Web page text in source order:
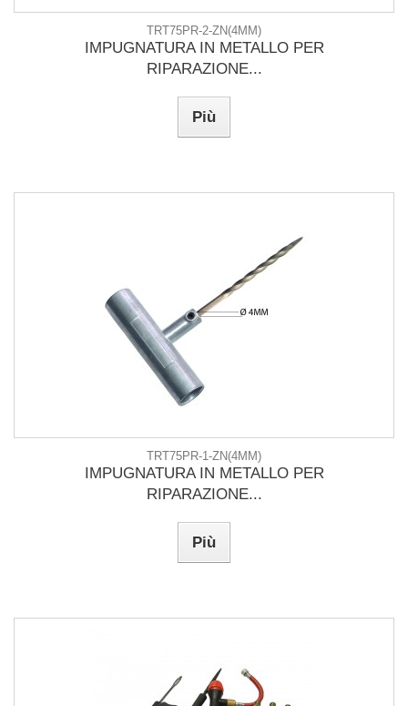
TRT75PR-2-ZN(4MM)
IMPUGNATURA IN METALLO PER
RIPARAZIONE...
Più
TRT75PR-1-ZN(4MM)
IMPUGNATURA IN METALLO PER
RIPARAZIONE...
Più